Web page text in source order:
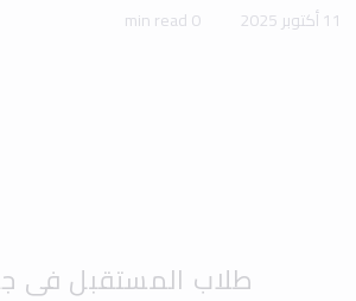
11 أكتوبر 2025 0 min read
طلاب المستقبل في